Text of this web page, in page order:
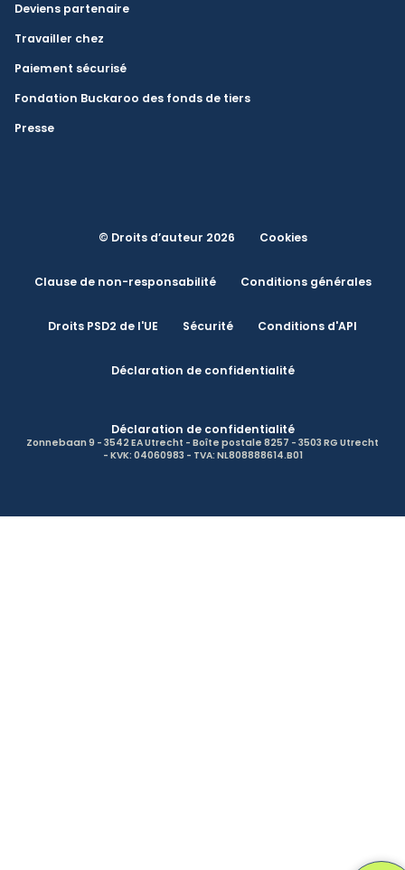
Deviens partenaire
Travailler chez
Paiement sécurisé
Fondation Buckaroo des fonds de tiers
Presse
© Droits d’auteur 2026 Cookies
Clause de non-responsabilité Conditions générales
Droits PSD2 de l'UE Sécurité Conditions d'API
Déclaration de confidentialité
Déclaration de confidentialité
Zonnebaan 9 - 3542 EA Utrecht - Boîte postale 8257 - 3503 RG Utrecht
- KVK: 04060983 - TVA: NL808888614.B01